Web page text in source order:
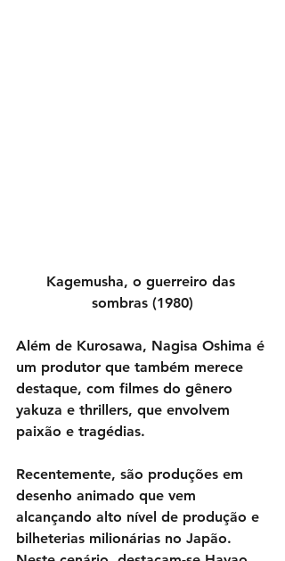
Kagemusha, o guerreiro das
sombras (1980)
Além de Kurosawa, Nagisa Oshima é
um produtor que também merece
destaque, com filmes do gênero
yakuza e thrillers, que envolvem
paixão e tragédias.
Recentemente, são produções em
desenho animado que vem
alcançando alto nível de produção e
bilheterias milionárias no Japão.